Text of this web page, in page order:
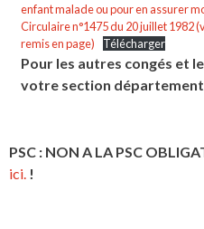
enfant malade ou pour en assurer
Circulaire n°1475 du 20 juillet 1982
remis en page)
Télécharger
Pour les autres congés et
votre section
PSC : NON A LA PSC
ici. !